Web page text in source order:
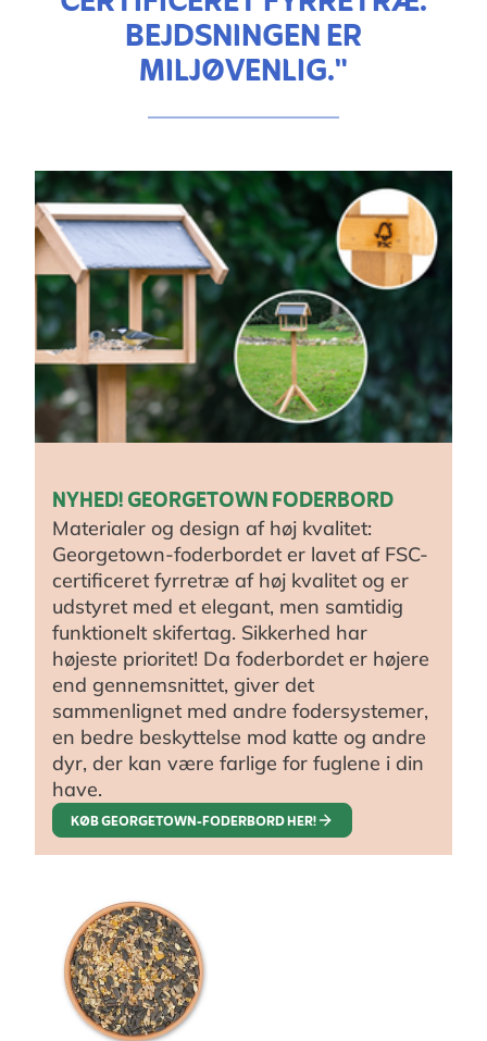
BEJDSNINGEN ER
MILJØVENLIG."
NYHED! GEORGETOWN FODERBORD
Materialer og design af høj kvalitet:
Georgetown-foderbordet er lavet af FSC-
certificeret fyrretræ af høj kvalitet og er
udstyret med et elegant, men samtidig
funktionelt skifertag. Sikkerhed har
højeste prioritet! Da foderbordet er højere
end gennemsnittet, giver det
sammenlignet med andre fodersystemer,
en bedre beskyttelse mod katte og andre
dyr, der kan være farlige for fuglene i din
have.
KØB GEORGETOWN-FODERBORD HER!